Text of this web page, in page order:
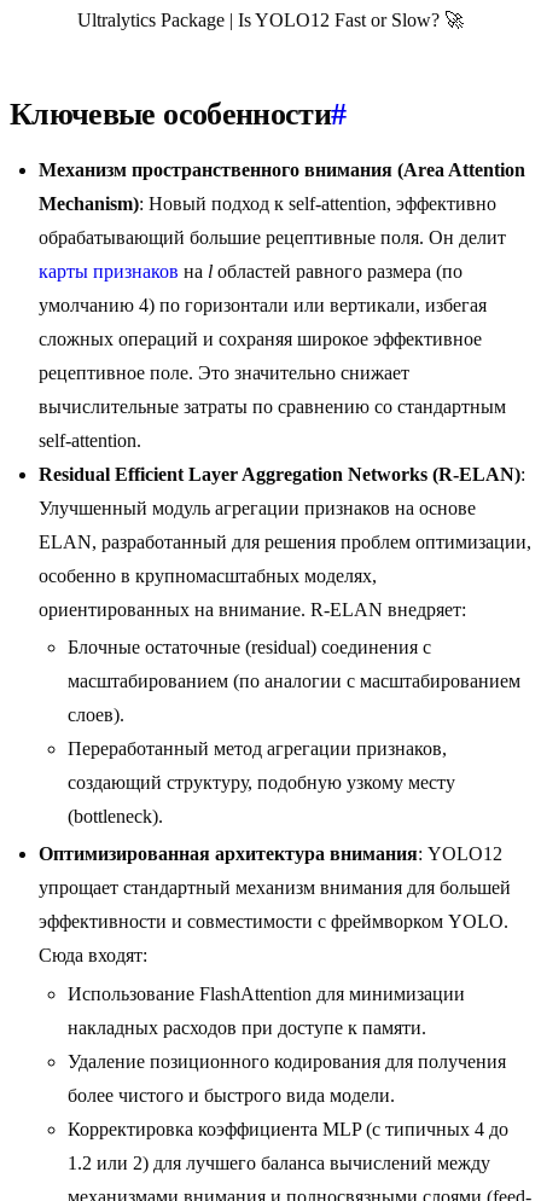
Ultralytics Package | Is YOLO12 Fast or Slow? 🚀
Ключевые особенности#
Механизм пространственного внимания (Area Attention
Mechanism): Новый подход к self-attention, эффективно
обрабатывающий большие рецептивные поля. Он делит
карты признаков на l областей равного размера (по
умолчанию 4) по горизонтали или вертикали, избегая
сложных операций и сохраняя широкое эффективное
рецептивное поле. Это значительно снижает
вычислительные затраты по сравнению со стандартным
self-attention.
Residual Efficient Layer Aggregation Networks (R-ELAN):
Улучшенный модуль агрегации признаков на основе
ELAN, разработанный для решения проблем оптимизации,
особенно в крупномасштабных моделях,
ориентированных на внимание. R-ELAN внедряет:
Блочные остаточные (residual) соединения с
масштабированием (по аналогии с масштабированием
слоев).
Переработанный метод агрегации признаков,
создающий структуру, подобную узкому месту
(bottleneck).
Оптимизированная архитектура внимания: YOLO12
упрощает стандартный механизм внимания для большей
эффективности и совместимости с фреймворком YOLO.
Сюда входят:
Использование FlashAttention для минимизации
накладных расходов при доступе к памяти.
Удаление позиционного кодирования для получения
более чистого и быстрого вида модели.
Корректировка коэффициента MLP (с типичных 4 до
1.2 или 2) для лучшего баланса вычислений между
механизмами внимания и полносвязными слоями (feed-